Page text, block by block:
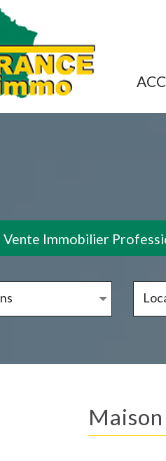
Vente Immobilier